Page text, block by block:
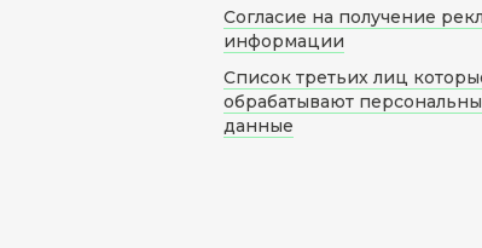
Согласие на получение
информации
Список третьих лиц
обрабатывают
данные